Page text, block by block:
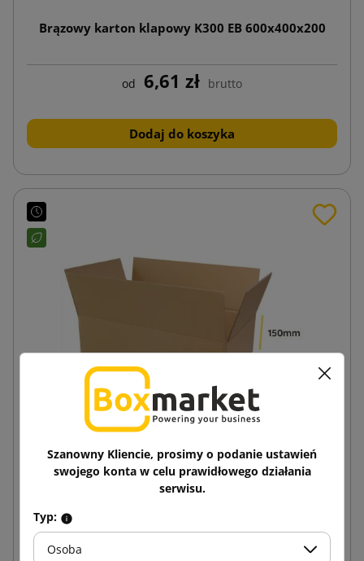
Brązowy karton klapowy K300 EB 600x400x200
od 6,61 zł brutto
Dodaj do koszyka
Brązowy karton klapowy K005 BC 600x350x150
Szanowny Kliencie, prosimy o podanie ustawień
swojego konta w celu prawidłowego działania
serwisu.
Typ:
Osoba